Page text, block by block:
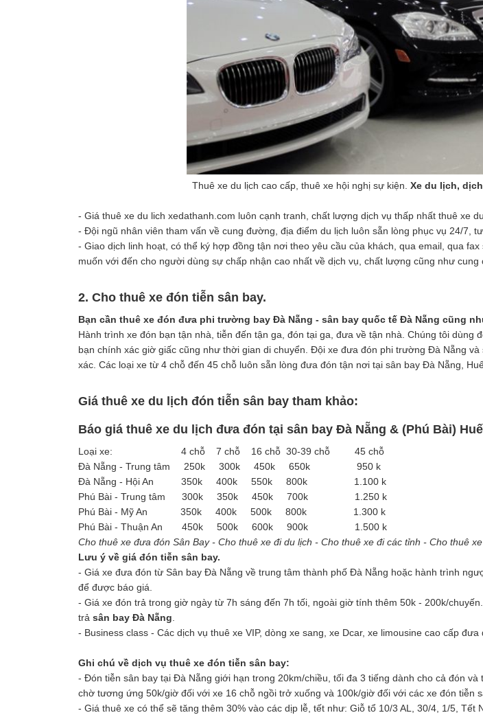
Thuê xe du lịch cao cấp, thuê xe hội nghị sự kiện. Xe du lịch,
- Giá thuê xe du lich xedathanh.com luôn cạnh tranh, chất lượng dịch vụ thấp nhất thuê xe
- Đội ngũ nhân viên tham vấn về cung đường, địa điểm du lịch luôn sẵn lòng phục vụ 24/7,
- Giao dịch linh hoạt, có thể ký hợp đồng tận nơi theo yêu cầu của khách, qua email, qua
muốn với đến cho người dùng sự chấp nhận cao nhất về dịch vụ, chất lượng cũng như cung
2. Cho thuê xe đón tiễn sân bay.
Bạn cần thuê xe đón đưa phi trường bay Đà Nẵng - sân bay quốc tế Đà Nẵng cũng
Hành trình xe đón bạn tận nhà, tiễn đến tận ga, đón tại ga, đưa về tận nhà. Chúng tôi
bạn chính xác giờ giấc cũng như thời gian di chuyển. Đội xe đưa đón phi trường Đà Nẵng
xác. Các loại xe từ 4 chỗ đến 45 chỗ luôn sẵn lòng đưa đón tận nơi tại sân bay Đà Nẵng,
Giá thuê xe du lịch đón tiễn sân bay tham khảo:
Báo giá thuê xe du lịch đưa đón tại sân bay Đà Nẵng & (Phú Bài)
Loại xe: 4 chỗ 7 chỗ 16 chỗ 30-39 chỗ 45 chỗ
Đà Nẵng - Trung tâm 250k 300k 450k 650k 950 k
Đà Nẵng - Hội An 350k 400k 550k 800k 1.100 k
Phú Bài - Trung tâm 300k 350k 450k 700k 1.250 k
Phú Bài - Mỹ An 350k 400k 500k 800k 1.300 k
Phú Bài - Thuận An 450k 500k 600k 900k 1.500 k
Cho thuê xe đưa đón Sân Bay - Cho thuê xe đi du lịch - Cho thuê xe đi các tỉnh - Cho thuê
Lưu ý về giá đón tiễn sân bay.
- Giá xe đưa đón từ Sân bay Đà Nẵng về trung tâm thành phố Đà Nẵng hoặc hành trình
để được báo giá.
- Giá xe đón trả trong giờ ngày từ 7h sáng đến 7h tối, ngoài giờ tính thêm 50k - 200k/
trả sân bay Đà Nẵng.
- Business class - Các dịch vụ thuê xe VIP, dòng xe sang, xe Dcar, xe limousine cao cấp
Ghi chú về dịch vụ thuê xe đón tiễn sân bay:
- Đón tiễn sân bay tại Đà Nẵng giới hạn trong 20km/chiều, tối đa 3 tiếng dành cho cả đón
chờ tương ứng 50k/giờ đối với xe 16 chỗ ngồi trở xuống và 100k/giờ đối với các xe đón tiễn
- Giá thuê xe có thể sẽ tăng thêm 30% vào các dịp lễ, tết như: Giỗ tổ 10/3 AL, 30/4, 1/5, Tết